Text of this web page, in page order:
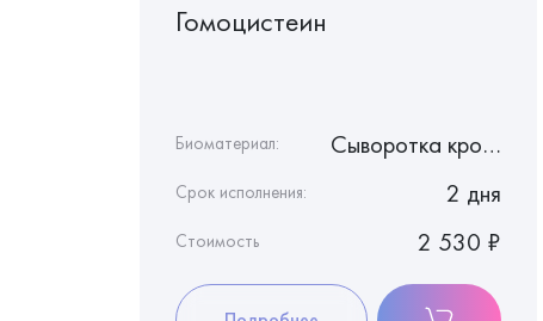
Гомоцистеин
Биоматериал: Сыворотка крови
Срок исполнения: 2 дня
Стоимость 2 530 ₽